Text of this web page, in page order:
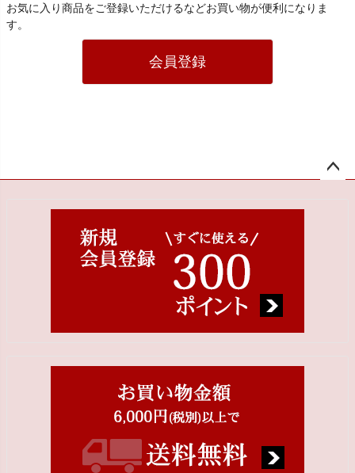
お気に入り商品をご登録いただけるなどお買い物が便利になりま
す。
会員登録